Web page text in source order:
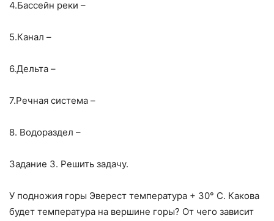
4.Бассейн реки –
5.Канал –
6.Дельта –
7.Речная система –
8. Водораздел –
Задание 3. Решить задачу.
У подножия горы Эверест температура + 30° С. Какова
будет температура на вершине горы? От чего зависит